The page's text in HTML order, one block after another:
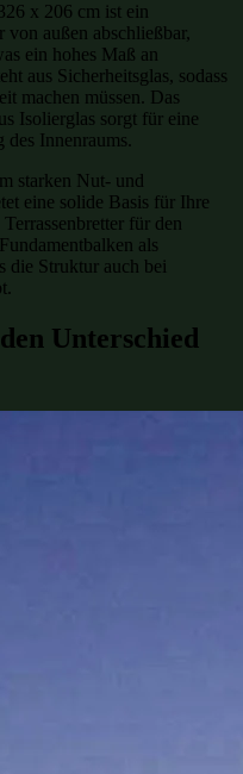
x 206 cm ist ein
außen abschließbar,
ein hohes Maß an
aus Sicherheitsglas, sodass
machen müssen. Das
Isolierglas sorgt für eine
Innenraums.
starken Nut- und
eine solide Basis für Ihre
für den
als
die Struktur auch bei
Unterschied